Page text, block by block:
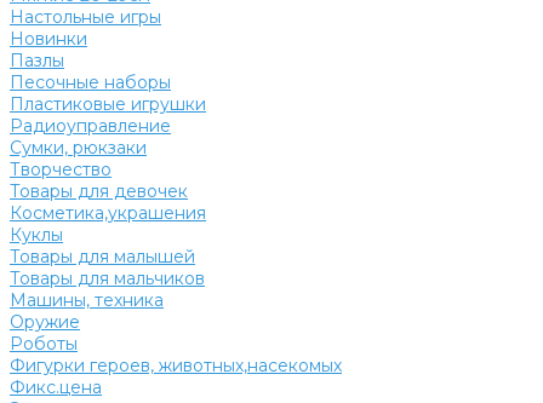
Настольные игры
Новинки
Пазлы
Песочные наборы
Пластиковые игрушки
Радиоуправление
Сумки, рюкзаки
Творчество
Товары для девочек
Косметика,украшения
Куклы
Товары для малышей
Товары для мальчиков
Машины, техника
Оружие
Роботы
Фигурки героев, животных,насекомых
Фикс.цена